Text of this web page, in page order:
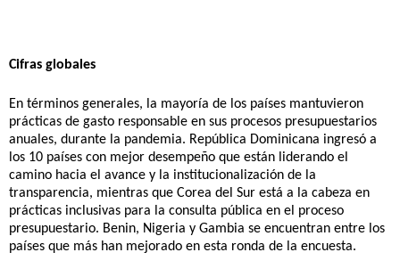
Cifras globales
En términos generales, la mayoría de los países mantuvieron
prácticas de gasto responsable en sus procesos presupuestarios
anuales, durante la pandemia. República Dominicana ingresó a
los 10 países con mejor desempeño que están liderando el
camino hacia el avance y la institucionalización de la
transparencia, mientras que Corea del Sur está a la cabeza en
prácticas inclusivas para la consulta pública en el proceso
presupuestario. Benin, Nigeria y Gambia se encuentran entre los
países que más han mejorado en esta ronda de la encuesta.